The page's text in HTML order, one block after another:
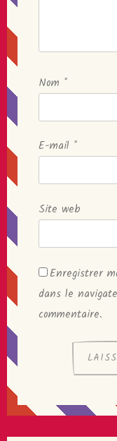
Nom *
E-mail *
Site web
Enregistrer
dans le
commentaire.